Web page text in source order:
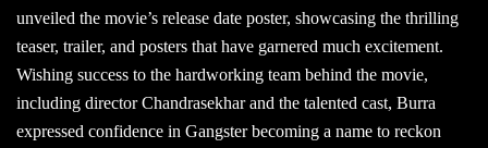
unveiled the movie’s release date poster, showcasing the thrilling
teaser, trailer, and posters that have garnered much excitement.
Wishing success to the hardworking team behind the movie,
including director Chandrasekhar and the talented cast, Burra
expressed confidence in Gangster becoming a name to reckon